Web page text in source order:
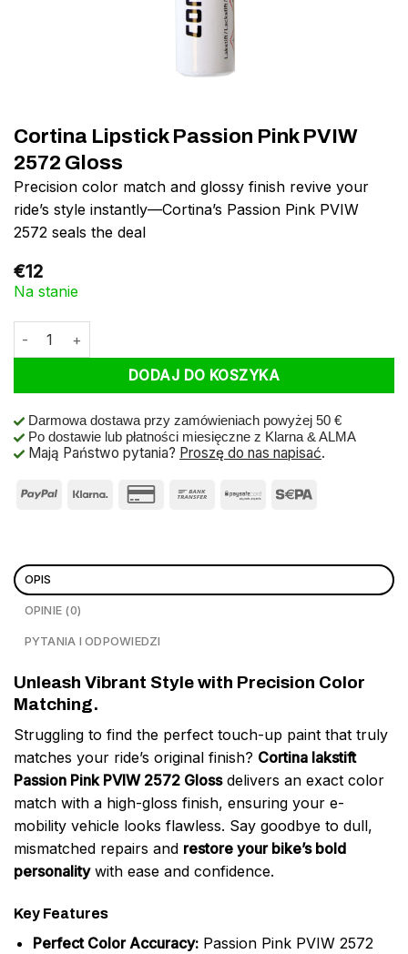
Cortina Lipstick Passion Pink PVIW
2572 Gloss
Precision color match and glossy finish revive your
ride’s style instantly—Cortina’s Passion Pink PVIW
2572 seals the deal
€12
Na stanie
ilość Cortina Lipstick Passion Pink PVIW 2572 Gloss
DODAJ DO KOSZYKA
Darmowa dostawa przy zamówieniach powyżej 50 €
Po dostawie lub płatności miesięczne z Klarna & ALMA
Mają Państwo pytania? Proszę do nas napisać.
OPIS
OPINIE (0)
PYTANIA I ODPOWIEDZI
Unleash Vibrant Style with Precision Color
Matching.
Struggling to find the perfect touch-up paint that truly
matches your ride’s original finish? Cortina lakstift
Passion Pink PVIW 2572 Glossdelivers an exact color
match with a high-gloss finish, ensuring your e-
mobility vehicle looks flawless. Say goodbye to dull,
mismatched repairs and restore your bike’s bold
personalitywith ease and confidence.
Key Features
Perfect Color Accuracy:Passion Pink PVIW 2572